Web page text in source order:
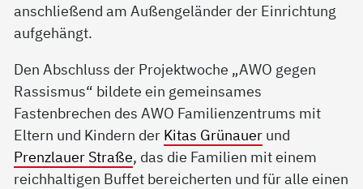
anschließend am Außengeländer der Einrichtung
aufgehängt.
Den Abschluss der Projektwoche „AWO gegen
Rassismus“ bildete ein gemeinsames
Fastenbrechen des AWO Familienzentrums mit
Eltern und Kindern der Kitas Grünauer und
Prenzlauer Straße, das die Familien mit einem
reichhaltigen Buffet bereicherten und für alle einen